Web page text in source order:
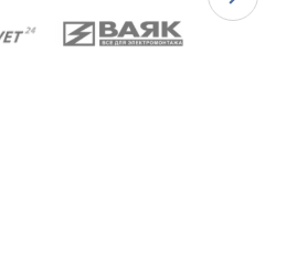
ГОСТ 24705-2004, с
резьбой «G» по ГОСТ 6357-